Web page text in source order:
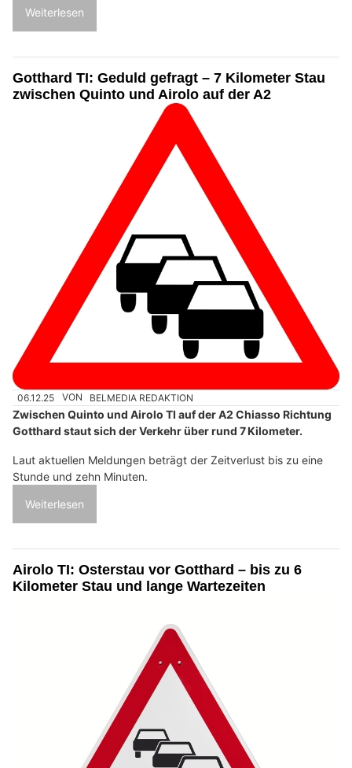
Weiterlesen
Gotthard TI: Geduld gefragt – 7 Kilometer Stau
zwischen Quinto und Airolo auf der A2
06.12.25 VON BELMEDIA REDAKTION
Zwischen Quinto und Airolo TI auf der A2 Chiasso Richtung
Gotthard staut sich der Verkehr über rund 7 Kilometer.
Laut aktuellen Meldungen beträgt der Zeitverlust bis zu eine
Stunde und zehn Minuten.
Weiterlesen
Airolo TI: Osterstau vor Gotthard – bis zu 6
Kilometer Stau und lange Wartezeiten